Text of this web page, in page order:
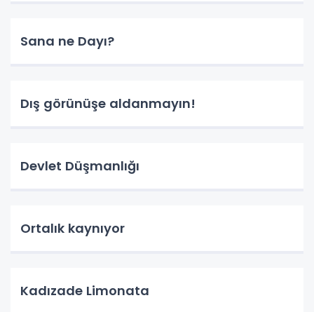
Sana ne Dayı?
Dış görünüşe aldanmayın!
Devlet Düşmanlığı
Ortalık kaynıyor
Kadızade Limonata